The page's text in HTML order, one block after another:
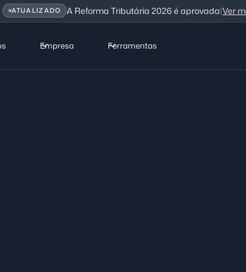
ATUALIZADO A Reforma Tributária 2026 é aprovada|Ver
Empresa Ferramentas